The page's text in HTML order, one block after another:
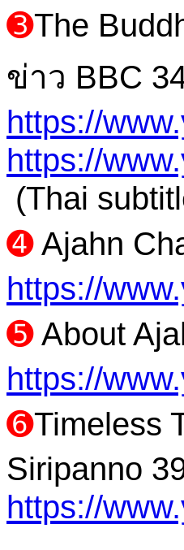
➌The
ข่าว BBC
https://
https://
(Thai
➍Ajahn
https://
➎About
https://
➏Timeless
Siripanno
https://